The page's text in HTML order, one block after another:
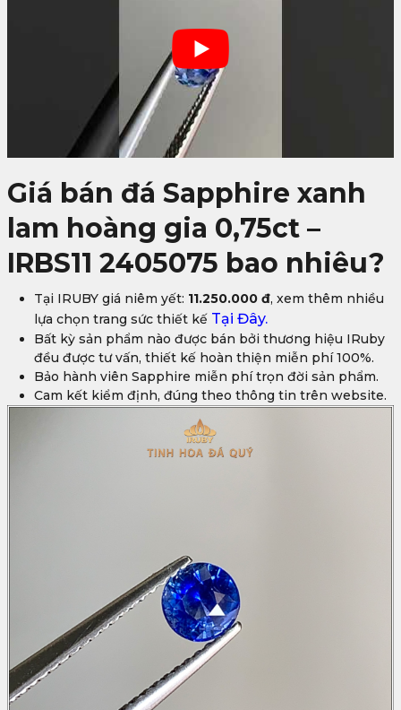
Giá bán đá Sapphire xanh
lam hoàng gia 0,75ct –
IRBS11 2405075 bao nhiêu?
Tại IRUBY giá niêm yết: 11.250.000 đ, xem thêm nhiều
lựa chọn trang sức thiết kế Tại Đây.
Bất kỳ sản phẩm nào được bán bởi thương hiệu IRuby
đều được tư vấn, thiết kế hoàn thiện miễn phí 100%.
Bảo hành viên Sapphire miễn phí trọn đời sản phẩm.
Cam kết kiểm định, đúng theo thông tin trên website.